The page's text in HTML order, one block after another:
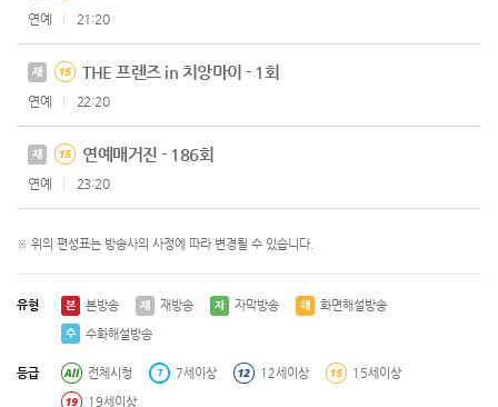
연예 21:20
재 THE 프렌즈 in 치앙마이 - 1회
연예 22:20
재 연예매거진 - 186회
연예 23:20
※ 위의 편성표는 방송사의 사정에 따라 변경될 수 있습니다.
유형 본 본방송 재 재방송 자 자막방송 해 화면해설방송
수 수화해설방송
등급 전체시청 7세이상 12세이상
15세이상
19세이상